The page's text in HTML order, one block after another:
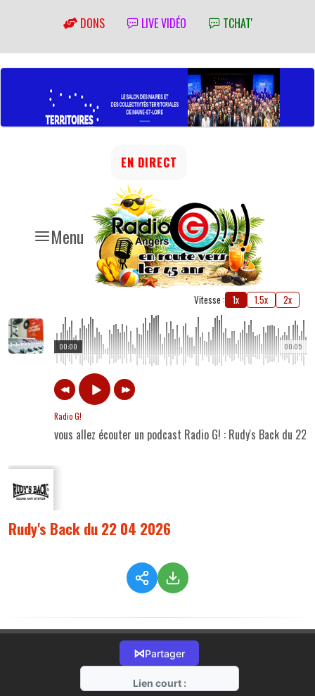
DONS LIVE VIDÉO TCHAT'
Menu
EN DIRECT
Vitesse : 1x 1.5x 2x
00:05
00:00
Radio G!
vous allez écouter un podcast Radio G! : Rudy's Back du 22
Rudy's Back du 22 04 2026
⋈Partager
Lien court :